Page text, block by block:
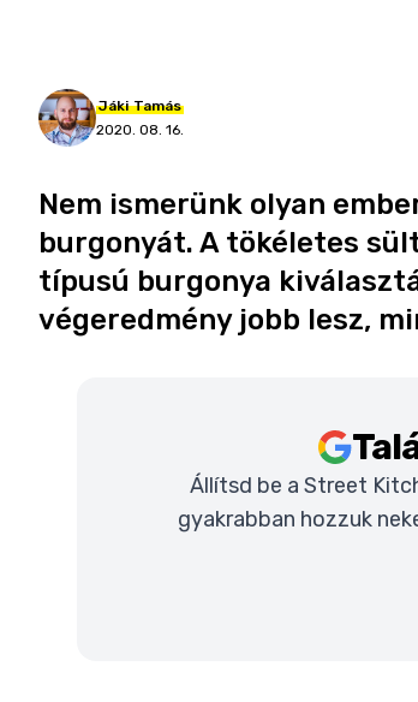
Jáki Tamás
2020. 08. 16.
Nem ismerünk olyan
burgonyát. A tökéletes
típusú burgonya
végeredmény jobb lesz,
Állítsd be a Street
gyakrabban hozzuk